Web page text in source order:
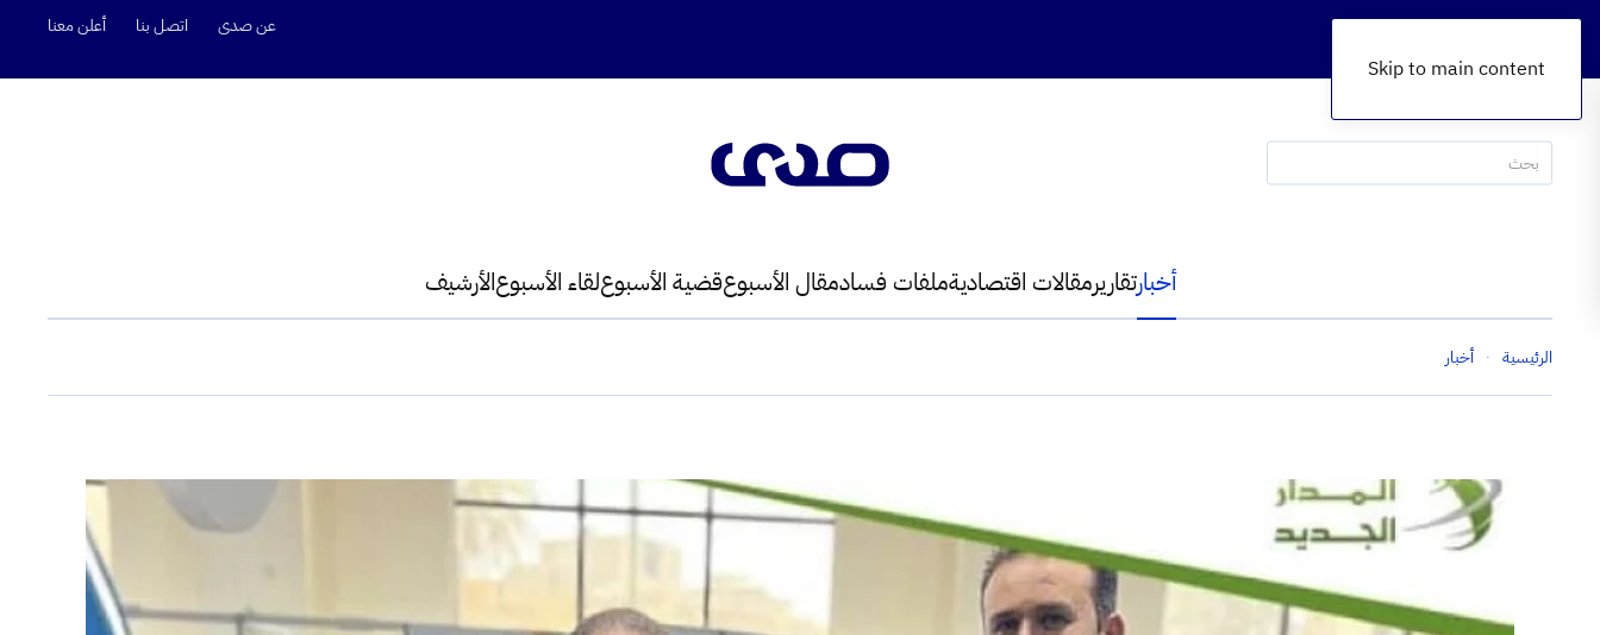
Skip to main content
عن صدى اتصل بنا أعلن معنا
أخبارتقاريرمقالات اقتصاديةملفات فسادمقال الأسبوعقضية الأسبوعلقاء الأسبوعالأرشيف
الرئيسية أخبار